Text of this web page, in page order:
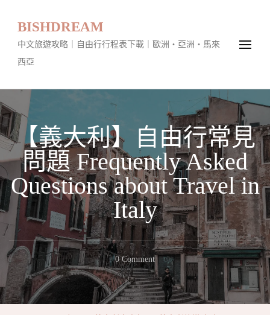
BISHDREAM
中文旅遊攻略｜自由行行程表下載｜歐洲・亞洲・馬來
西亞
【義大利】自由行常見
問題 Frequently Asked
Questions about Travel in
Italy
0 CommentOn
【義
大